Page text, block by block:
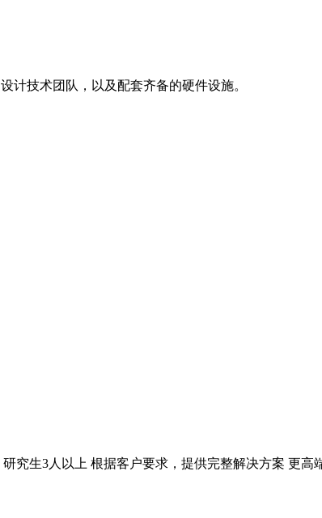
计技术团队，以及配套齐备的硬件设施。
生3人以上 根据客户要求，提供完整解决方案 更高